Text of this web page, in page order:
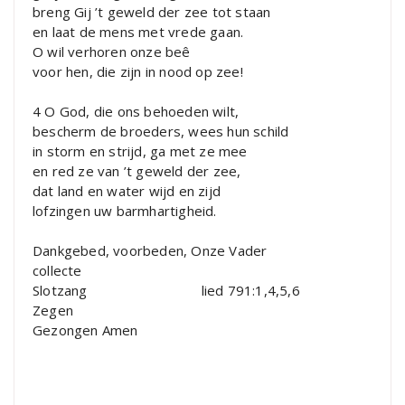
breng Gij ’t geweld der zee tot staan
en laat de mens met vrede gaan.
O wil verhoren onze beê
voor hen, die zijn in nood op zee!
4 O God, die ons behoeden wilt,
bescherm de broeders, wees hun schild
in storm en strijd, ga met ze mee
en red ze van ’t geweld der zee,
dat land en water wijd en zijd
lofzingen uw barmhartigheid.
Dankgebed, voorbeden, Onze Vader
collecte
Slotzang lied 791:1,4,5,6
Zegen
Gezongen Amen